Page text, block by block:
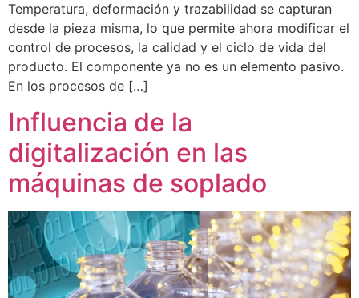
Temperatura, deformación y trazabilidad se capturan
desde la pieza misma, lo que permite ahora modificar el
control de procesos, la calidad y el ciclo de vida del
producto. El componente ya no es un elemento pasivo.
En los procesos de […]
Influencia de la
digitalización en las
máquinas de soplado